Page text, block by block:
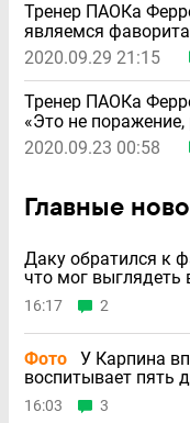
Тренер ПАОКа
являемся
2020.09.29 21:15
Тренер ПАОКа
«Это не поражение,
2020.09.23 00:58
Главные
Даку обратился к
что мог
16:17 2
Фото
У Карпина
воспитывает пять
16:03 3